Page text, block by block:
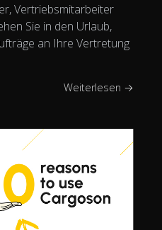
Vertriebsmitarbeiter
Sie in den Urlaub,
an Ihre Vertretung
Weiterlesen →